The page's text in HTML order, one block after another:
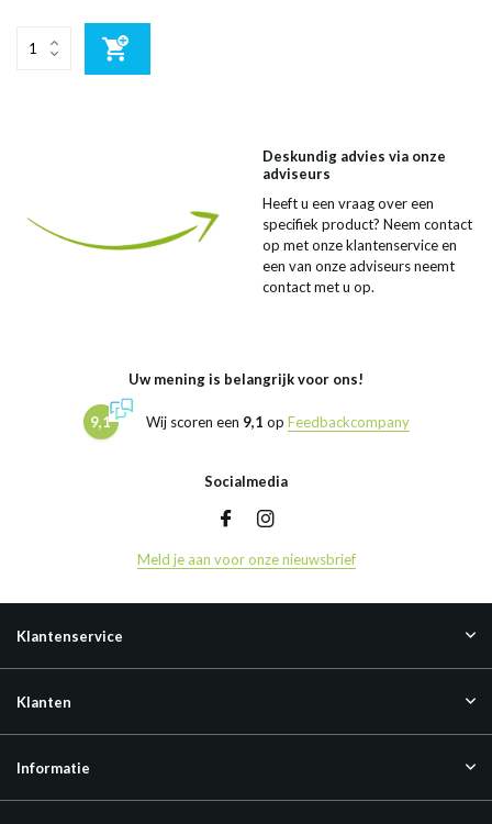
Deskundig advies via onze
adviseurs
Heeft u een vraag over een
specifiek product? Neem contact
op met onze klantenservice en
een van onze adviseurs neemt
contact met u op.
Uw mening is belangrijk voor ons!
9,1 Wij scoren een 9,1 op Feedbackcompany
Socialmedia
Meld je aan voor onze nieuwsbrief
Klantenservice
Klanten
Informatie